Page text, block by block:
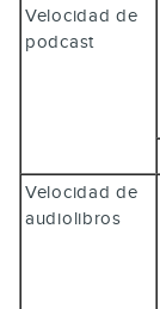
Velocidad de
podcast
Velocidad de
audiolibros